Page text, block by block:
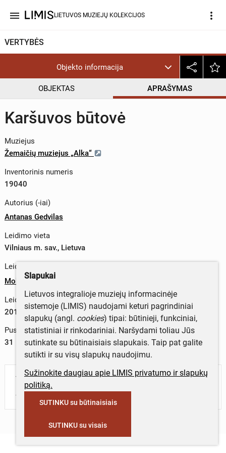
menu LIETUVOS MUZIEJŲ KOLEKCIJOS more_vert
VERTYBĖS
Objekto informacija
OBJEKTAS APRAŠYMAS
Karšuvos būtovė
Muziejus
Žemaičių muziejus „Alka“
Inventorinis numeris
19040
Autorius (-iai)
Antanas Gedvilas
Leidimo vieta
Vilniaus m. sav., Lietuva
Leidykla
Mokslo ir enciklopedijų leidybos centras
Leidimo metai
2019 m.
Puslapių skaičius
31
Turite daugiau informacijos apie objektą?
Parašykite mums!
Slapukai
Lietuvos integralioje muziejų informacinėje
sistemoje (LIMIS) naudojami keturi pagrindiniai
slapukų (angl. cookies) tipai: būtinieji, funkciniai,
statistiniai ir rinkodariniai. Naršydami toliau Jūs
sutinkate su būtinaisiais slapukais. Taip pat galite
sutikti ir su visų slapukų naudojimu.
Sužinokite daugiau apie LIMIS privatumo ir slapukų
politiką.
SUTINKU su būtinaisiais
SUTINKU su visais